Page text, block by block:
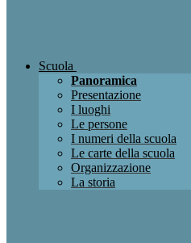
Scuola
Panoramica
Presentazione
I luoghi
Le persone
I numeri della scuola
Le carte della scuola
Organizzazione
La storia